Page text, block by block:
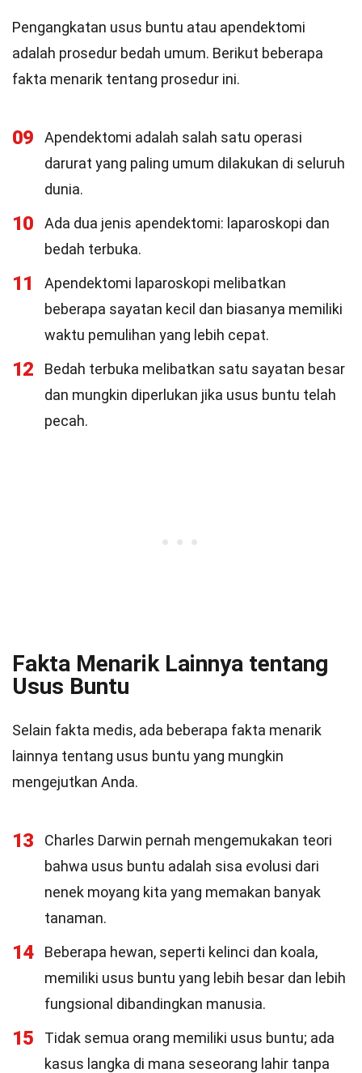
Pengangkatan usus buntu atau apendektomi
adalah prosedur bedah umum. Berikut beberapa
fakta menarik tentang prosedur ini.
09
Apendektomi adalah salah satu operasi
darurat yang paling umum dilakukan di seluruh
dunia.
10
Ada dua jenis apendektomi: laparoskopi dan
bedah terbuka.
11
Apendektomi laparoskopi melibatkan
beberapa sayatan kecil dan biasanya memiliki
waktu pemulihan yang lebih cepat.
12
Bedah terbuka melibatkan satu sayatan besar
dan mungkin diperlukan jika usus buntu telah
pecah.
Fakta Menarik Lainnya tentang
Usus Buntu
Selain fakta medis, ada beberapa fakta menarik
lainnya tentang usus buntu yang mungkin
mengejutkan Anda.
13
Charles Darwin pernah mengemukakan teori
bahwa usus buntu adalah sisa evolusi dari
nenek moyang kita yang memakan banyak
tanaman.
14
Beberapa hewan, seperti kelinci dan koala,
memiliki usus buntu yang lebih besar dan lebih
fungsional dibandingkan manusia.
15
Tidak semua orang memiliki usus buntu; ada
kasus langka di mana seseorang lahir tanpa